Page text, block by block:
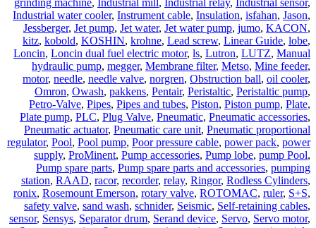
grinding machine, Industrial mill, Industrial relay, Industrial sensor,
Industrial water cooler, Instrument cable, Insulation, isfahan, Jason,
Jessberger, Jet pump, Jet water, Jet water pump, jumo, KACON,
kitz, kobold, KOSHIN, krohne, Lead screw, Linear Guide, lobe,
Loncin, Loncin dual fuel electric motor, ls, Lutron, LUTZ, Manual
hydraulic pump, megger, Membrane filter, Metso, Mine feeder,
motor, needle, needle valve, norgren, Obstruction ball, oil cooler,
Omron, Owash, pakkens, Pentair, Peristaltic, Peristaltic pump,
Petro-Valve, Pipes, Pipes and tubes, Piston, Piston pump, Plate,
Plate pump, PLC, Plug Valve, Pneumatic, Pneumatic accessories,
Pneumatic actuator, Pneumatic care unit, Pneumatic proportional
regulator, Pool, Pool pump, Poor pressure cable, power pack, power
supply, ProMinent, Pump accessories, Pump lobe, pump Pool,
Pump spare parts, Pump spare parts and accessories, pumping
station, RAAD, racor, recorder, relay, Ringor, Rodless Cylinders,
ronix, Rosemount Emerson, rotary valve, ROTOMAC, ruler, S+S,
safety valve, sand wash, schnider, Seismic, Self-retaining cables,
sensor, Sensys, Separator drum, Serand device, Servo, Servo motor,